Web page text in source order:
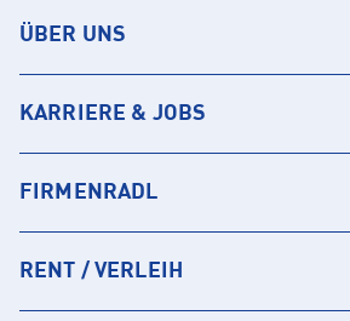
ÜBER UNS
KARRIERE & JOBS
FIRMENRADL
RENT / VERLEIH